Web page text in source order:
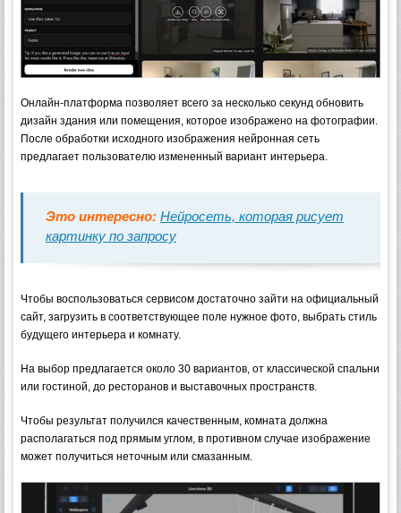
Онлайн-платформа позволяет всего за несколько секунд обновить
дизайн здания или помещения, которое изображено на фотографии.
После обработки исходного изображения нейронная сеть
предлагает пользователю измененный вариант интерьера.
Это интересно: Нейросеть, которая рисует
картинку по запросу
Чтобы воспользоваться сервисом достаточно зайти на официальный
сайт, загрузить в соответствующее поле нужное фото, выбрать стиль
будущего интерьера и комнату.
На выбор предлагается около 30 вариантов, от классической спальни
или гостиной, до ресторанов и выставочных пространств.
Чтобы результат получился качественным, комната должна
располагаться под прямым углом, в противном случае изображение
может получиться неточным или смазанным.